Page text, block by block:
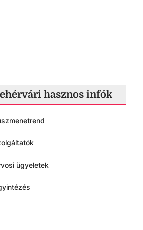
hasznos infók
ügyeletek